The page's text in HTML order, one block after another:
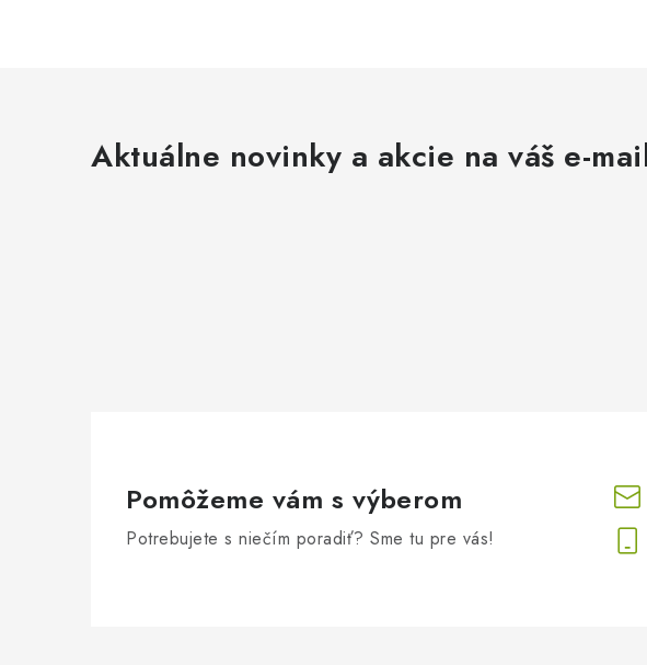
Aktuálne novinky a akcie na váš e-
Pomôžeme vám s výberom
Potrebujete s niečím poradiť? Sme tu pre vás!